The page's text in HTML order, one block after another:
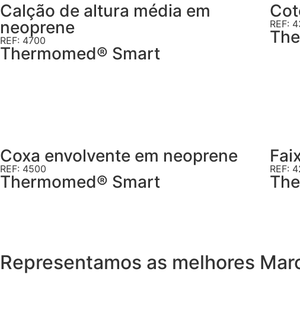
Calção de altura média em
neoprene
REF: 4700
Thermomed® Smart
REF:
Coxa envolvente em neoprene
REF: 4500
Thermomed® Smart
REF:
Representamos as melhores